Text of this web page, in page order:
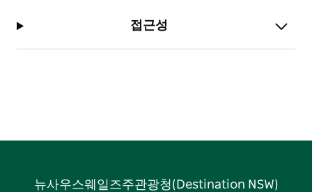
접근성
뉴사우스웨일즈주관광청(Destination NSW)